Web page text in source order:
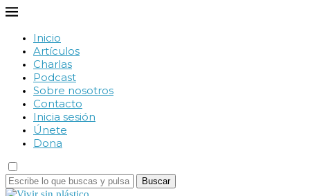
Inicio
Artículos
Charlas
Podcast
Sobre nosotros
Contacto
Inicia sesión
Únete
Dona
Buscar